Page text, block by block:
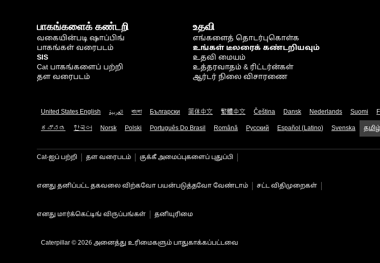
பாகங்களைக் கண்டறி
வகையின்படி ஷாப்பிங்
பாகங்கள் வரைபடம்
SIS
Cat பாகங்களைப் பற்றி
தள வரைபடம்
உதவி
எங்களைத் தொடர்புகொள்க
உங்கள் டீலரைக் கண்டறியவும்
உதவி மையம்
உத்தரவாதம் & ரிட்டர்ன்கள்
ஆர்டர் நிலை விசாரணை
United States English العربية বাংলা Български 简体中文 繁體中文 Čeština Dansk Nederlands Suomi
ಕನ್ನಡ 한국어 Norsk Polski Português Do Brasil Română Русский Español (Latino) Svenska தமிழ்
Cat-ஐப் பற்றி தள வரைபடம் குக்கீ அமைப்புகளைப் புதுப்பி
எனது தனிப்பட்ட தகவலை விற்கவோ பயன்படுத்தவோ வேண்டாம் சட்ட விதிமுறைகள்
எனது மார்க்கெட்டிங் விருப்பங்கள் தனியுரிமை
Caterpillar © 2026 அனைத்து உரிமைகளும் பாதுகாக்கப்பட்டவை